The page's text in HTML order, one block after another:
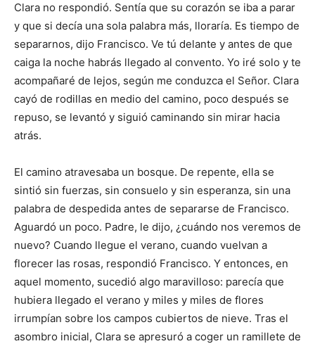
Clara no respondió. Sentía que su corazón se iba a parar
y que si decía una sola palabra más, lloraría. Es tiempo de
separarnos, dijo Francisco. Ve tú delante y antes de que
caiga la noche habrás llegado al convento. Yo iré solo y te
acompañaré de lejos, según me conduzca el Señor. Clara
cayó de rodillas en medio del camino, poco después se
repuso, se levantó y siguió caminando sin mirar hacia
atrás.
El camino atravesaba un bosque. De repente, ella se
sintió sin fuerzas, sin consuelo y sin esperanza, sin una
palabra de despedida antes de separarse de Francisco.
Aguardó un poco. Padre, le dijo, ¿cuándo nos veremos de
nuevo? Cuando llegue el verano, cuando vuelvan a
florecer las rosas, respondió Francisco. Y entonces, en
aquel momento, sucedió algo maravilloso: parecía que
hubiera llegado el verano y miles y miles de flores
irrumpían sobre los campos cubiertos de nieve. Tras el
asombro inicial, Clara se apresuró a coger un ramillete de